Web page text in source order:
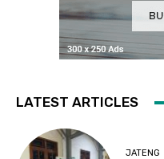
LATEST ARTICLES
JATENG